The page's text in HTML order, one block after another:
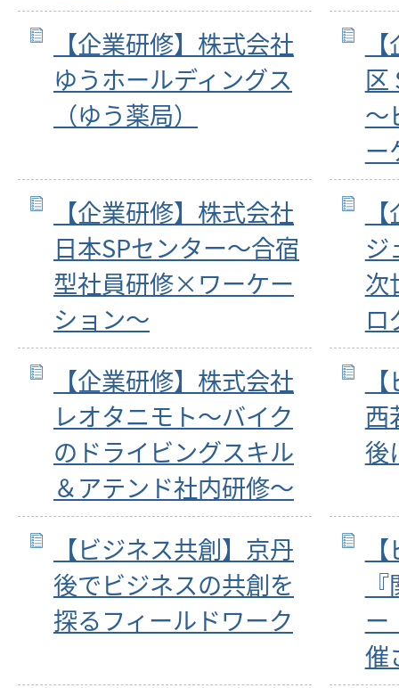
【企業研修】株式会社
ゆうホールディングス
（ゆう薬局）
区
～
ー
【企業研修】株式会社
日本SPセンター～合宿
型社員研修×ワーケー
ション～
ジ
次
ロ
【企業研修】株式会社
レオタニモト～バイク
のドライビングスキル
＆アテンド社内研修～
西
後
【ビジネス共創】京丹
後でビジネスの共創を
探るフィールドワーク
催